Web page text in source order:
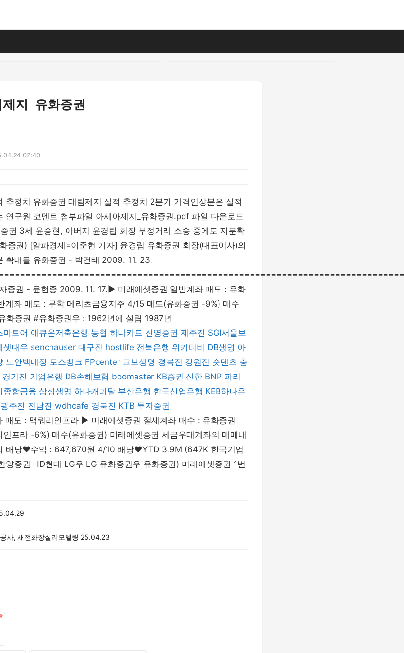
지_유화증권
02:40
추정치 유화증권 대림제지 실적 추정치 2분기 가격인상분은 실적
연구원 코멘트 첨부파일 아세아제지_유화증권.pdf 파일 다운로드
권 3세 윤승현, 아버지 윤경립 회장 부정거래 소송 중에도 지분확
증권) [알파경제=이준현 기자] 윤경립 유화증권 회장(대표이사)의
확대를 유화증권 - 박건태 2009. 11. 23.
증권 - 윤현종 2009. 11. 17.▶ 미래에셋증권 일반계좌 매도 : 유화
계좌 매도 : 무학 메리츠금융지주 4/15 매도(유화증권 -9%) 매수
화증권 #유화증권우 : 1962년에 설립 1987년
마토어 애큐온저축은행 농협 하나카드 신영증권 제주진 SGI서울보
셋대우 senchauser 대구진 hostlife 전북은행 위키티비 DB생명 아
노안백내장 토스뱅크 FPcenter 교보생명 경북진 강원진 숏텐츠 충
경기진 기업은행 DB손해보험 boomaster KB증권 신한 BNP 파리
종합금융 삼성생명 하나캐피탈 부산은행 한국산업은행 KEB하나은
광주진 전남진 wdhcafe 경북진 KTB 투자증권
매도 : 맥쿼리인프라 ▶ 미래에셋증권 절세계좌 매수 : 유화증권
프라 -6%) 매수(유화증권) 미래에셋증권 세금우대계좌의 매매내
배당♥수익 : 647,670원 4/10 배당♥YTD 3.9M (647K 한국기업
양증권 HD현대 LG우 LG 유화증권우 유화증권) 미래에셋증권 1번
사, 새전화장실리모델링 25.04.23